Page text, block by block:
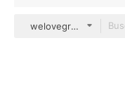
welovegraphics